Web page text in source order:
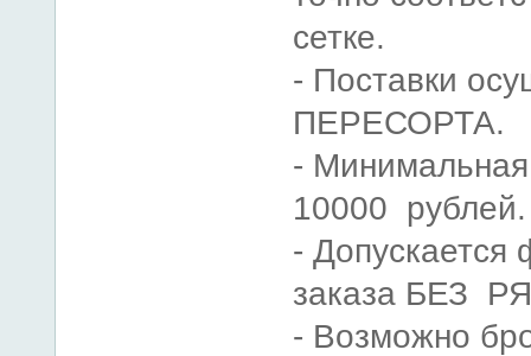
сетке.
- Поставки
ПЕРЕСОРТА.
- Минимальная
10000 рублей.
-
заказа БЕЗ
- Возможно